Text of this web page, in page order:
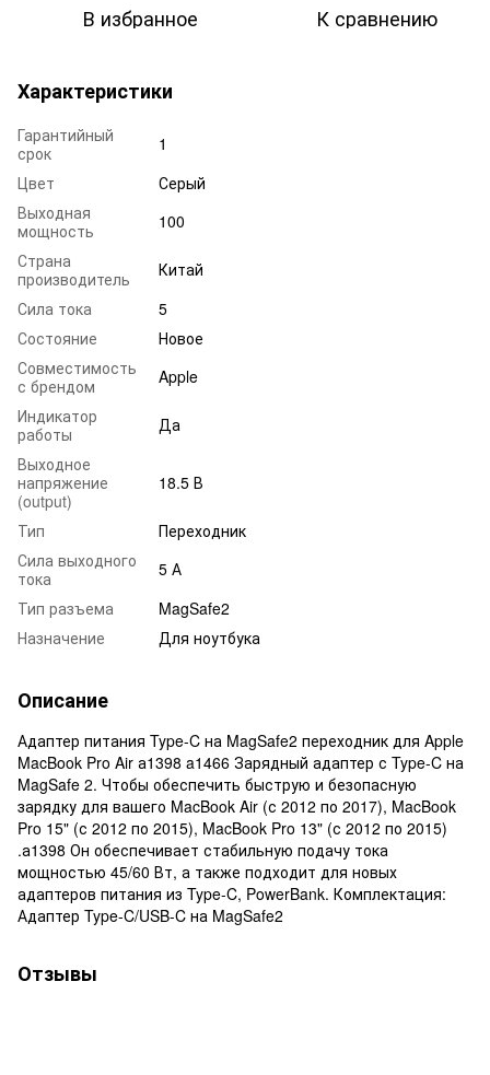
В избранное К сравнению
Характеристики
Гарантийный
срок
1
Цвет
Серый
Выходная
мощность
100
Страна
производитель
Китай
Сила тока
5
Состояние
Новое
Совместимость
с брендом
Apple
Индикатор
работы
Да
Выходное
напряжение
(output)
18.5 В
Тип
Переходник
Сила выходного
тока
5 А
Тип разъема
MagSafe2
Назначение
Для ноутбука
Описание
Адаптер питания Type-C на MagSafe2 переходник для Apple
MacBook Pro Air а1398 a1466 Зарядный адаптер с Type-C на
MagSafe 2. Чтобы обеспечить быструю и безопасную
зарядку для вашего MacBook Air (с 2012 по 2017), MacBook
Pro 15" (с 2012 по 2015), MacBook Pro 13" (с 2012 по 2015)
.а1398 Он обеспечивает стабильную подачу тока
мощностью 45/60 Вт, а также подходит для новых
адаптеров питания из Type-C, PowerBank. Комплектация:
Адаптер Type-C/USB-C на MagSafe2
Отзывы